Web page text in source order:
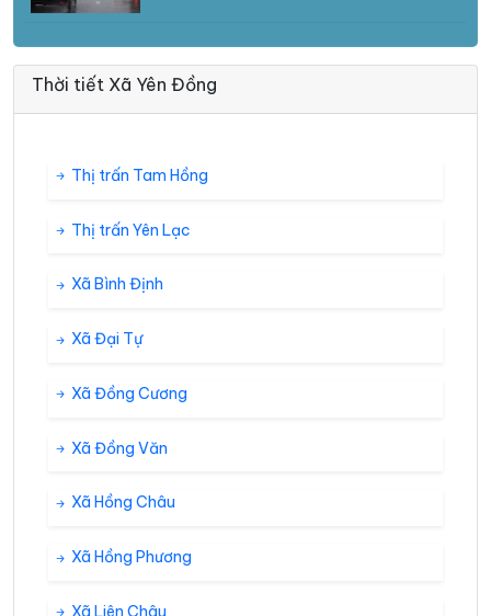
Thời tiết Xã Yên Đồng
Thị trấn Tam Hồng
Thị trấn Yên Lạc
Xã Bình Định
Xã Đại Tự
Xã Đồng Cương
Xã Đồng Văn
Xã Hồng Châu
Xã Hồng Phương
Xã Liên Châu